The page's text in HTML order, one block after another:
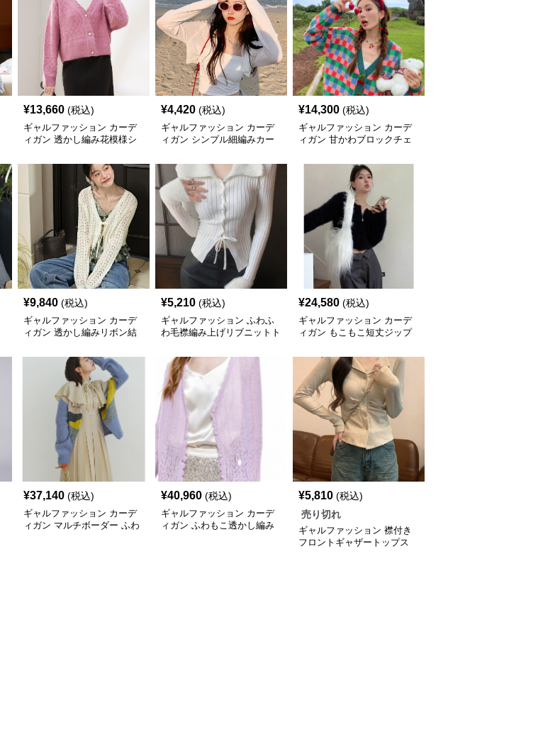
¥13,660 (税込)
ギャルファッション カーデ
ィガン 透かし編み花模様シ
¥4,420 (税込)
ギャルファッション カーデ
ィガン シンプル細編みカー
¥14,300 (税込)
ギャルファッション カーデ
ィガン 甘かわブロックチェ
¥9,840 (税込)
ギャルファッション カーデ
ィガン 透かし編みリボン結
¥5,210 (税込)
ギャルファッション ふわふ
わ毛襟編み上げリブニットト
¥24,580 (税込)
ギャルファッション カーデ
ィガン もこもこ短丈ジップ
¥37,140 (税込)
ギャルファッション カーデ
ィガン マルチボーダー ふわ
¥40,960 (税込)
ギャルファッション カーデ
ィガン ふわもこ透かし編み
¥5,810 (税込)
売り切れ
ギャルファッション 襟付き
フロントギャザートップス